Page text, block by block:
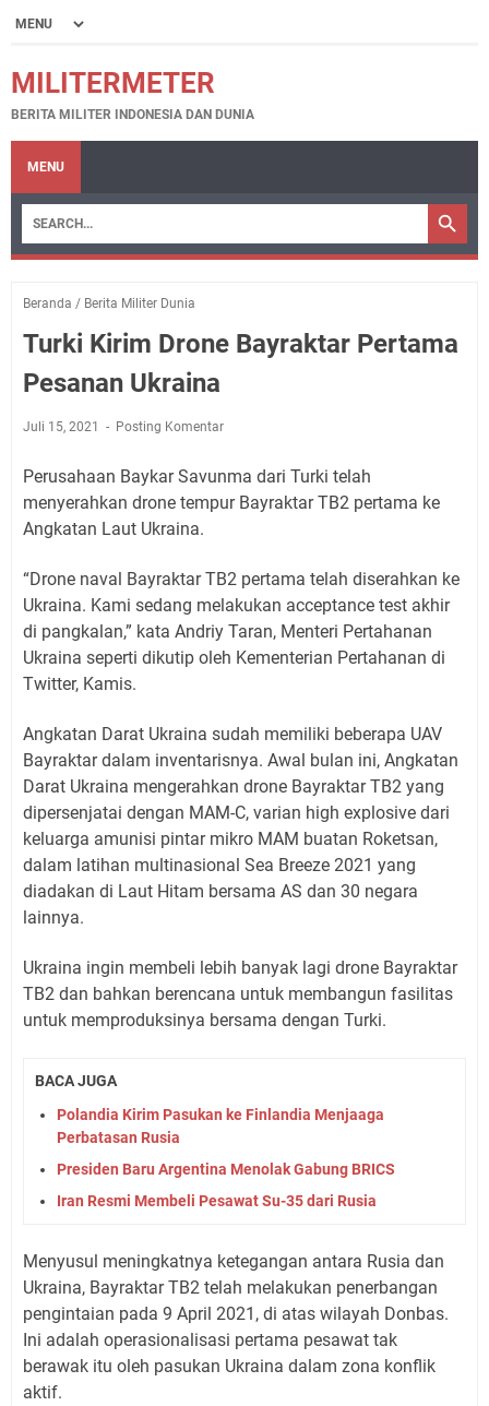
MILITERMETER
BERITA MILITER INDONESIA DAN DUNIA
MENU
Beranda / Berita Militer Dunia
Turki Kirim Drone Bayraktar Pertama
Pesanan Ukraina
Juli 15, 2021 Posting Komentar
Perusahaan Baykar Savunma dari Turki telah
menyerahkan drone tempur Bayraktar TB2 pertama ke
Angkatan Laut Ukraina.
“Drone naval Bayraktar TB2 pertama telah diserahkan ke
Ukraina. Kami sedang melakukan acceptance test akhir
di pangkalan,” kata Andriy Taran, Menteri Pertahanan
Ukraina seperti dikutip oleh Kementerian Pertahanan di
Twitter, Kamis.
Angkatan Darat Ukraina sudah memiliki beberapa UAV
Bayraktar dalam inventarisnya. Awal bulan ini, Angkatan
Darat Ukraina mengerahkan drone Bayraktar TB2 yang
dipersenjatai dengan MAM-C, varian high explosive dari
keluarga amunisi pintar mikro MAM buatan Roketsan,
dalam latihan multinasional Sea Breeze 2021 yang
diadakan di Laut Hitam bersama AS dan 30 negara
lainnya.
Ukraina ingin membeli lebih banyak lagi drone Bayraktar
TB2 dan bahkan berencana untuk membangun fasilitas
untuk memproduksinya bersama dengan Turki.
BACA JUGA
Polandia Kirim Pasukan ke Finlandia Menjaaga
Perbatasan Rusia
Presiden Baru Argentina Menolak Gabung BRICS
Iran Resmi Membeli Pesawat Su-35 dari Rusia
Menyusul meningkatnya ketegangan antara Rusia dan
Ukraina, Bayraktar TB2 telah melakukan penerbangan
pengintaian pada 9 April 2021, di atas wilayah Donbas.
Ini adalah operasionalisasi pertama pesawat tak
berawak itu oleh pasukan Ukraina dalam zona konflik
aktif.